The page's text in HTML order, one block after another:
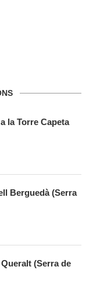
la Torre Capeta
Berguedà (Serra
(Serra de